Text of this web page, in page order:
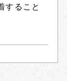
すること